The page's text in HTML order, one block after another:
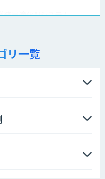
務最適化AIシステム
援・内製化支援
のビジネス活用を戦
リ一覧